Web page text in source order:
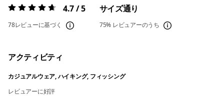
評価:4.7 / 5 4.7 / 5
78レビューに基づく
サイズ通り
75% レビュアーのうち
アクティビティ
カジュアルウェア, ハイキング, フィッシング
レビュアーに好評